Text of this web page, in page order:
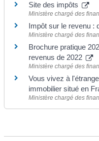
Site des impôts
Ministère chargé des
Impôt sur le revenu :
Ministère chargé des
Brochure pratique
revenus de 2022
Ministère chargé des
Vous vivez à
immobilier situé en
Ministère chargé des